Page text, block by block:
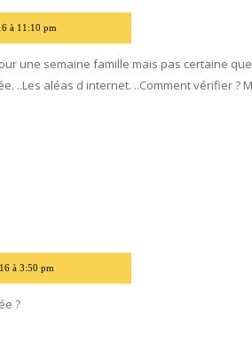
à 11:10 pm
une semaine famille mais pas certaine que
..Les aléas d internet. ..Comment vérifier ?
à 3:50 pm
?